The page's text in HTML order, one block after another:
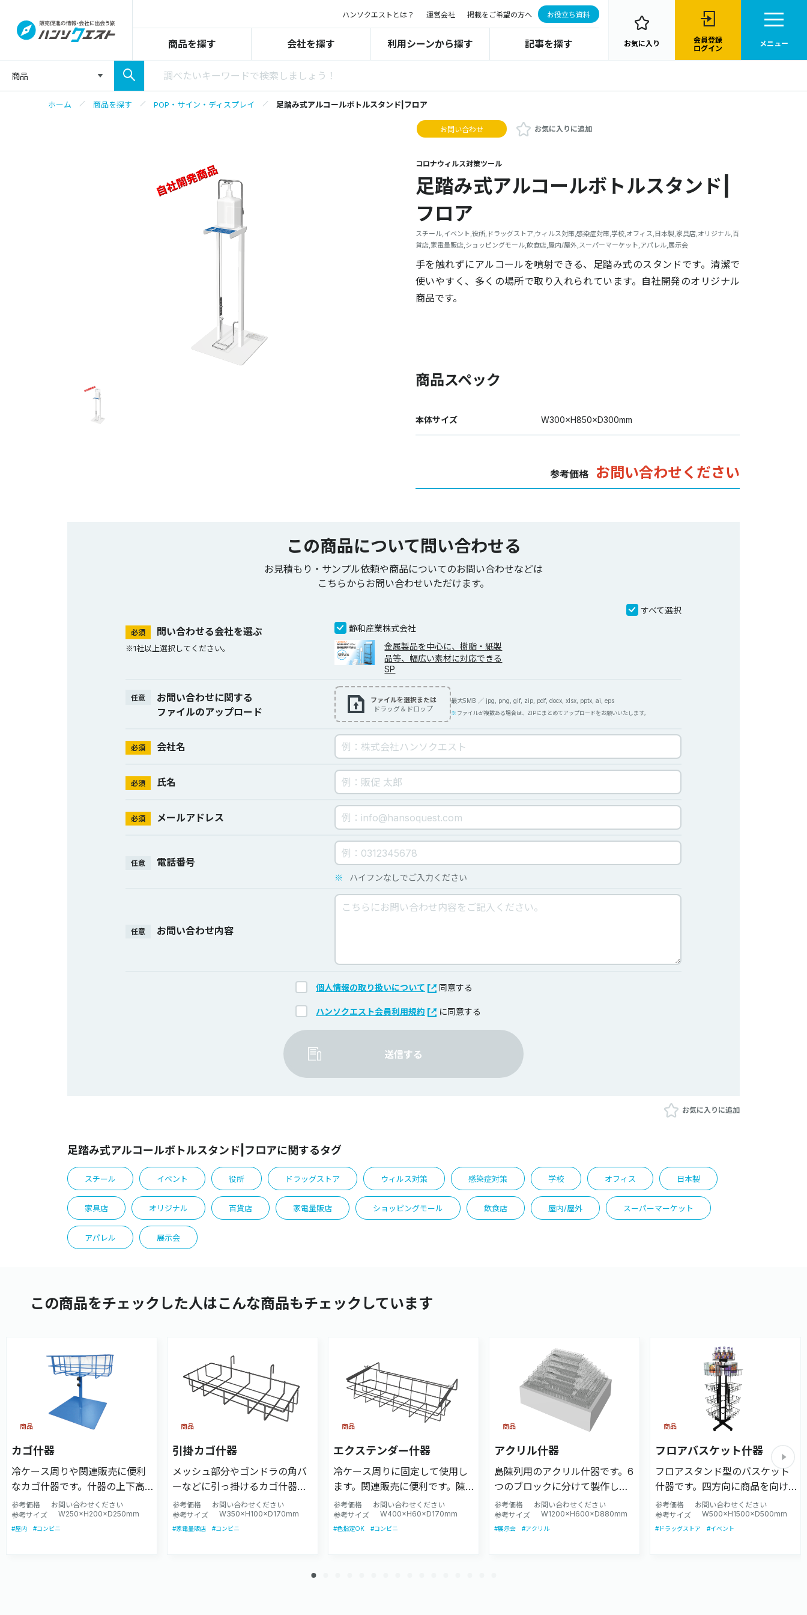
ハンソクエストとは？ 運営会社 掲載をご希望の方へ お役立ち資料
商品を探す 会社を探す 利用シーンから探す 記事を探す
商品
お気に入り
会員登録
ログイン
メニュー
ホーム 商品を探す POP・サイン・ディスプレイ 足踏み式アルコールボトルスタンド|フロア
お問い合わせ お気に入りに追加
コロナウィルス対策ツール
足踏み式アルコールボトルスタンド|
フロア
スチール,イベント,役所,ドラッグストア,ウィルス対策,感染症対策,学校,オフィス,日本製,家具店,オリジナル,百
貨店,家電量販店,ショッピングモール,飲食店,屋内/屋外,スーパーマーケット,アパレル,展示会
手を触れずにアルコールを噴射できる、足踏み式のスタンドです。清潔で
使いやすく、多くの場所で取り入れられています。自社開発のオリジナル
商品です。
商品スペック
本体サイズ W300×H850×D300mm
参考価格 お問い合わせください
この商品について問い合わせる
お見積もり・サンプル依頼や商品についてのお問い合わせなどは
こちらからお問い合わせいただけます。
必須 問い合わせる会社を選ぶ
※1社以上選択してください。
すべて選択
静和産業株式会社
金属製品を中心に、樹脂・紙製
品等、幅広い素材に対応できる
SP
任意
お問い合わせに関する
ファイルのアップロード
ファイルを選択または
ドラッグ＆ドロップ
最大5MB ／ jpg, png, gif, zip, pdf, docx, xlsx, pptx, ai, eps
ファイルが複数ある場合は、ZIPにまとめてアップロードをお願いいたします。
必須 会社名
必須 氏名
必須 メールアドレス
任意 電話番号
※ ハイフンなしでご入力ください
任意 お問い合わせ内容
個人情報の取り扱いについて 同意する
ハンソクエスト会員利用規約 に同意する
送信する
お気に入りに追加
足踏み式アルコールボトルスタンド|フロアに関するタグ
スチール イベント 役所 ドラッグストア ウィルス対策 感染症対策 学校 オフィス 日本製
家具店 オリジナル 百貨店 家電量販店 ショッピングモール 飲食店 屋内/屋外 スーパーマーケット
アパレル 展示会
この商品をチェックした人はこんな商品もチェックしています
カゴ什器
冷ケース周りや関連販売に便利
なカゴ什器です。什器の上下高
さ調整が可能です。陳列する商
品に合わせ、適切なサイズで設
計致します。
参考価格
お問い合わせください
参考サイズ
W250×H200×D250mm
商品
#屋内 #コンビニ
引掛カゴ什器
メッシュ部分やゴンドラの角バ
ーなどに引っ掛けるカゴ什器で
す。陳列する商品に合わせ、適
切なサイズで設計致します。
参考価格
お問い合わせください
参考サイズ
W350×H100×D170mm
商品
#家電量販店 #コンビニ
エクステンダー什器
冷ケース周りに固定して使用し
ます。関連販売に便利です。陳列
する商品に合わせ、適切なサイ
ズで設計致します。
参考価格
お問い合わせください
参考サイズ
W400×H60×D170mm
商品
#色指定OK #コンビニ
アクリル什器
島陳列用のアクリル什器です。6
つのブロックに分けて製作して
います。それぞれがマスのひな
壇什器なので筆記具の陳列に最
適です。島の面積に合わせて設
参考価格
お問い合わせください
参考サイズ
W1200×H600×D880mm
商品
#展示会 #アクリル
フロアバスケット什器
フロアスタンド型のバスケット
什器です。四方向に商品を向け
て陳列できる、インパクトのあ
る陳列什器です。商品陳列数に
応じて段数など設計致します。
参考価格
お問い合わせください
参考サイズ
W500×H1500×D500mm
商品
#ドラッグストア #イベント